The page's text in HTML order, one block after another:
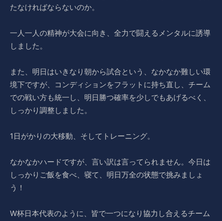
たなければならないのか。
一人一人の精神が大会に向き、全力で闘えるメンタルに誘導
しました。
また、明日はいきなり朝から試合という、なかなか難しい環
境下ですが、コンディションをフラットに持ち直し、チーム
での戦い方も統一し、明日勝つ確率を少しでもあげるべく、
しっかり調整しました。
1日がかりの大移動、そしてトレーニング。
なかなかハードですが、言い訳は言ってられません。今日は
しっかりご飯を食べ、寝て、明日万全の状態で挑みましょ
う！
W杯日本代表のように、皆で一つになり協力し合えるチーム